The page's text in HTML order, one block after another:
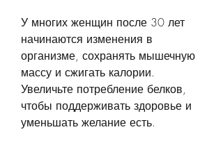
У многих женщин после 30 лет
начинаются изменения в
организме, сохранять мышечную
массу и сжигать калории.
Увеличьте потребление белков,
чтобы поддерживать здоровье и
уменьшать желание есть.